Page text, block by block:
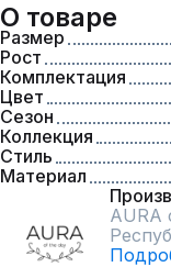
О товаре
Размер
Рост
Комплектация
Цвет
Сезон
Коллекция
Стиль
Материал
AURA